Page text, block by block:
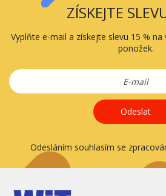
ZÍSKEJTE
Vyplňte e-mail a získejte slevu 15 % na
ponožek.
Odeslat
Odesláním souhlasím se